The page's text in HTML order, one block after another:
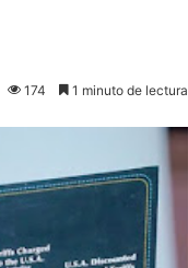
174 1 minuto de lectura